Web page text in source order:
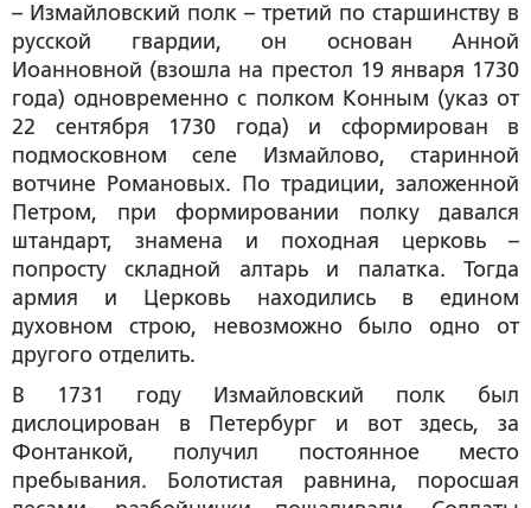
– Измайловский полк – третий по старшинству в
русской гвардии, он основан Анной
Иоанновной (взошла на престол 19 января 1730
года) одновременно с полком Конным (указ от
22 сентября 1730 года) и сформирован в
подмосковном селе Измайлово, старинной
вотчине Романовых. По традиции, заложенной
Петром, при формировании полку давался
штандарт, знамена и походная церковь –
попросту складной алтарь и палатка. Тогда
армия и Церковь находились в едином
духовном строю, невозможно было одно от
другого отделить.
В 1731 году Измайловский полк был
дислоцирован в Петербург и вот здесь, за
Фонтанкой, получил постоянное место
пребывания. Болотистая равнина, поросшая